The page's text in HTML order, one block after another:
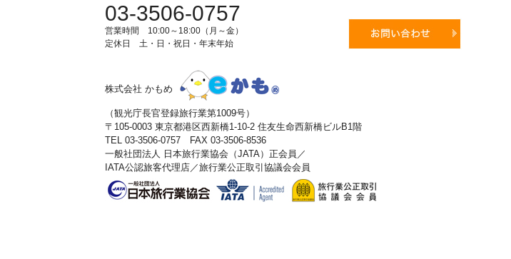
03-3506-0757
営業時間 10:00～18:00（月～金）
定休日 土・日・祝日・年末年始
株式会社 かもめ
（観光庁長官登録旅行業第1009号）
〒105-0003 東京都港区西新橋1-10-2 住友生命西新橋ビルB1階
TEL 03-3506-0757 FAX 03-3506-8536
一般社団法人 日本旅行業協会（JATA）正会員／
IATA公認旅客代理店／旅行業公正取引協議会会員